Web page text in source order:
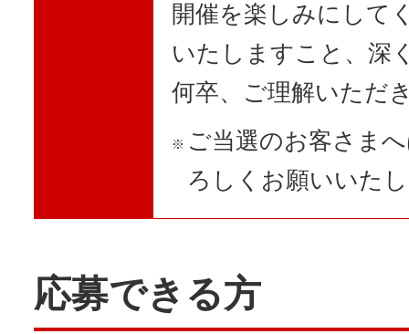
開催を楽しみにして
いたしますこと、深
何卒、ご理解いただ
※ ご当選のお客さま
ろしくお願いいた
応募できる方